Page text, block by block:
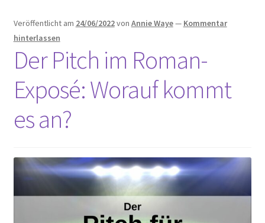
Gutschein!)
Veröffentlicht am 24/06/2022von Annie Waye— Kommentar
hinterlassen
Der Pitch im Roman-
Exposé: Worauf kommt
es an?